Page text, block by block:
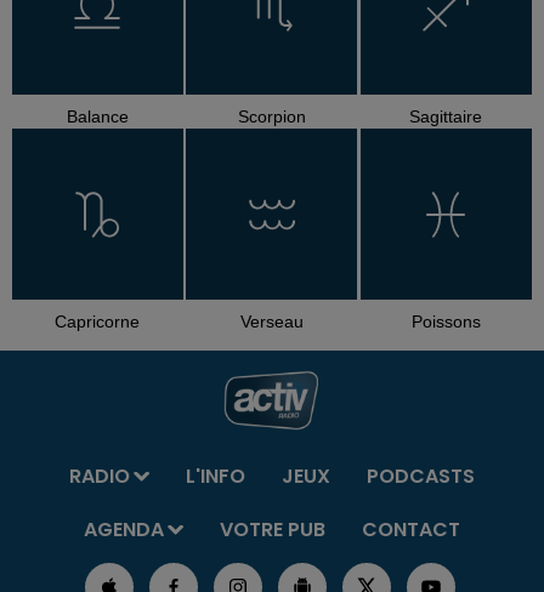
Balance Scorpion Sagittaire
Capricorne Verseau Poissons
RADIO L'INFO JEUX
PODCASTS
AGENDA
VOTRE PUB CONTACT